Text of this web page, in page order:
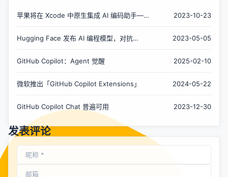
苹果将在 Xcode 中原生集成 AI 编码助手——
2023-10-23
Hugging Face 发布 AI 编程模型，对抗
2023-05-05
GitHub Copilot：Agent 觉醒 2025-02-10
微软推出「GitHub Copilot Extensions」 2024-05-22
GitHub Copilot Chat 普遍可用 2023-12-30
发表评论